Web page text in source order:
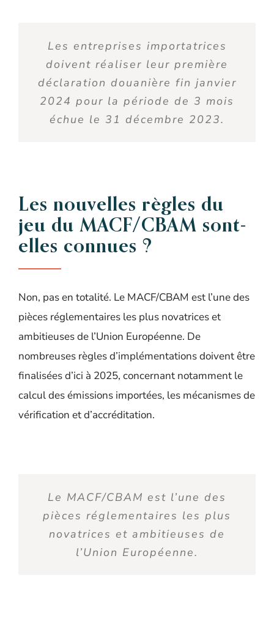
Les entreprises importatrices
doivent réaliser leur première
déclaration douanière fin janvier
2024 pour la période de 3 mois
échue le 31 décembre 2023.
Les nouvelles règles du
jeu du MACF/CBAM sont-
elles connues ?
Non, pas en totalité. Le MACF/CBAM est l’une des
pièces réglementaires les plus novatrices et
ambitieuses de l’Union Européenne. De
nombreuses règles d’implémentations doivent être
finalisées d’ici à 2025, concernant notamment le
calcul des émissions importées, les mécanismes de
vérification et d’accréditation.
Le MACF/CBAM est l’une des
pièces réglementaires les plus
novatrices et ambitieuses de
l’Union Européenne.